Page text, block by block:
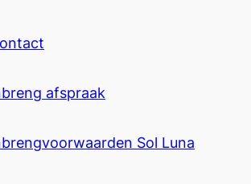
afspraak
Sol Luna